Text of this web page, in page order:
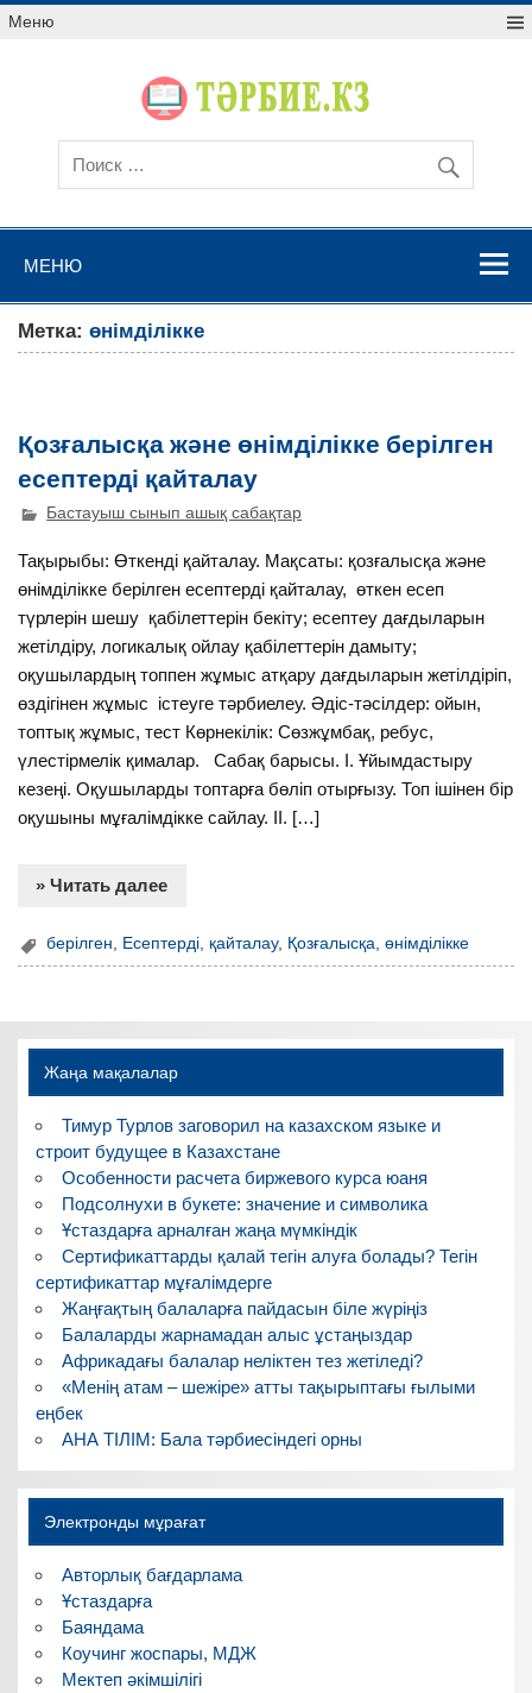
Меню
МЕНЮ
Метка:өнімділікке
Қозғалысқа және өнімділікке берілген
есептерді қайталау
Бастауыш сынып ашық сабақтар
Тақырыбы: Өткенді қайталау. Мақсаты: қозғалысқа және
өнімділікке берілген есептерді қайталау, өткен есеп
түрлерін шешу қабілеттерін бекіту; есептеу дағдыларын
жетілдіру, логикалық ойлау қабілеттерін дамыту;
оқушылардың топпен жұмыс атқару дағдыларын жетілдіріп,
өздігінен жұмыс істеуге тәрбиелеу. Әдіс-тәсілдер: ойын,
топтық жұмыс, тест Көрнекілік: Сөзжұмбақ, ребус,
үлестірмелік қималар. Сабақ барысы. І. Ұйымдастыру
кезеңі. Оқушыларды топтарға бөліп отырғызу. Топ ішінен бір
оқушыны мұғалімдікке сайлау. ІІ. […]
» Читать далее
берілген, Есептерді, қайталау, Қозғалысқа,өнімділікке
Жаңа мақалалар
Тимур Турлов заговорил на казахском языке и
строит будущее в Казахстане
Особенности расчета биржевого курса юаня
Подсолнухи в букете: значение и символика
Ұстаздарға арналған жаңа мүмкіндік
Сертификаттарды қалай тегін алуға болады? Тегін
сертификаттар мұғалімдерге
Жаңғақтың балаларға пайдасын біле жүріңіз
Балаларды жарнамадан алыс ұстаңыздар
Африкадағы балалар неліктен тез жетіледі?
«Менің атам – шежіре» атты тақырыптағы ғылыми
еңбек
АНА ТІЛІМ: Бала тәрбиесіндегі орны
Электронды мұрағат
Авторлық бағдарлама
Ұстаздарға
Баяндама
Коучинг жоспары, МДЖ
Мектеп әкімшілігі